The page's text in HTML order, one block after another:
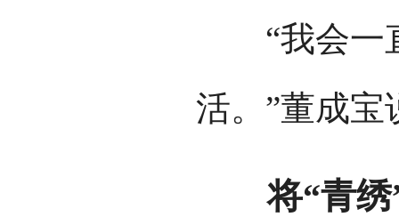
“我会一直
活。”董成宝
将“青绣”